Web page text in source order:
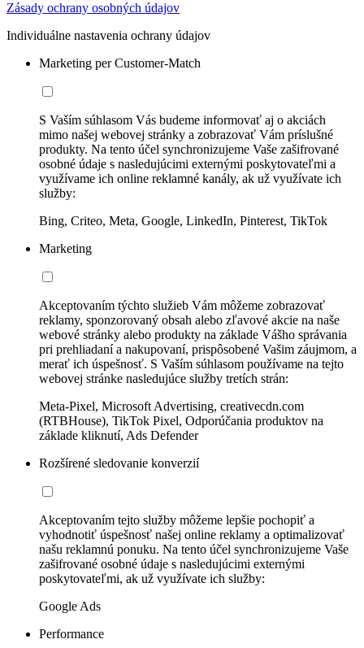
Zásady ochrany osobných údajov
Individuálne nastavenia ochrany údajov
Marketing per Customer-Match
S Vaším súhlasom Vás budeme informovať aj o akciách
mimo našej webovej stránky a zobrazovať Vám príslušné
produkty. Na tento účel synchronizujeme Vaše zašifrované
osobné údaje s nasledujúcimi externými poskytovateľmi a
využívame ich online reklamné kanály, ak už využívate ich
služby:
Bing, Criteo, Meta, Google, LinkedIn, Pinterest, TikTok
Marketing
Akceptovaním týchto služieb Vám môžeme zobrazovať
reklamy, sponzorovaný obsah alebo zľavové akcie na naše
webové stránky alebo produkty na základe Vášho správania
pri prehliadaní a nakupovaní, prispôsobené Vašim záujmom, a
merať ich úspešnosť. S Vaším súhlasom používame na tejto
webovej stránke nasledujúce služby tretích strán:
Meta-Pixel, Microsoft Advertising, creativecdn.com
(RTBHouse), TikTok Pixel, Odporúčania produktov na
základe kliknutí, Ads Defender
Rozšírené sledovanie konverzií
Akceptovaním tejto služby môžeme lepšie pochopiť a
vyhodnotiť úspešnosť našej online reklamy a optimalizovať
našu reklamnú ponuku. Na tento účel synchronizujeme Vaše
zašifrované osobné údaje s nasledujúcimi externými
poskytovateľmi, ak už využívate ich služby:
Google Ads
Performance